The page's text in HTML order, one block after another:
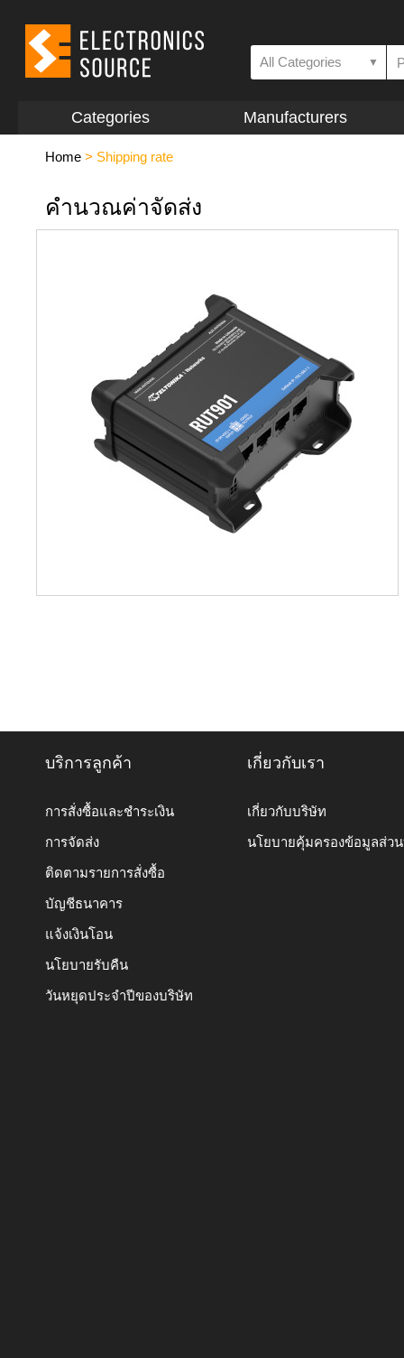
All Categories ▼
Categories Manufacturers
Home > Shipping rate
คำนวณค่าจัดส่ง
บริการลูกค้า
การสั่งซื้อและชำระเงิน
การจัดส่ง
ติดตามรายการสั่งซื้อ
บัญชีธนาคาร
แจ้งเงินโอน
นโยบายรับคืน
วันหยุดประจำปีของบริษัท
เกี่ยวกับเรา
เกี่ยวกับบริษัท
นโยบายคุ้มครองข้อมูลส่ว